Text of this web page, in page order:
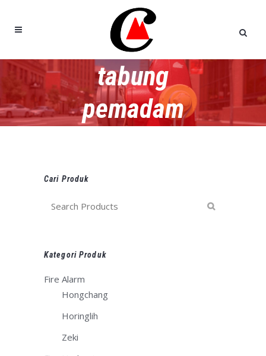
tabung
pemadam
Cari Produk
Kategori Produk
Fire Alarm
Hongchang
Horinglih
Zeki